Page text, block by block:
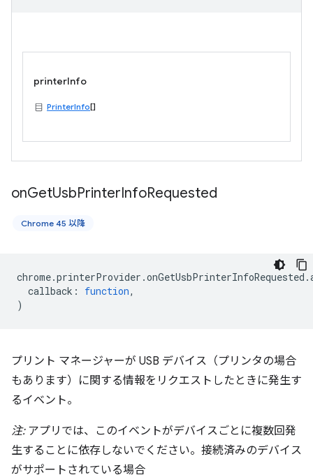
printerInfo
PrinterInfo[]
onGetUsbPrinterInfoRequested
Chrome 45 以降
chrome.printerProvider .onGetUsbPrinterInfoRequested .
callback : function,
)
プリント マネージャーが USB デバイス（プリンタの場合
もあります）に関する情報をリクエストしたときに発生す
るイベント。
注:アプリでは、このイベントがデバイスごとに複数回発
生することに依存しないでください。接続済みのデバイス
がサポートされている場合